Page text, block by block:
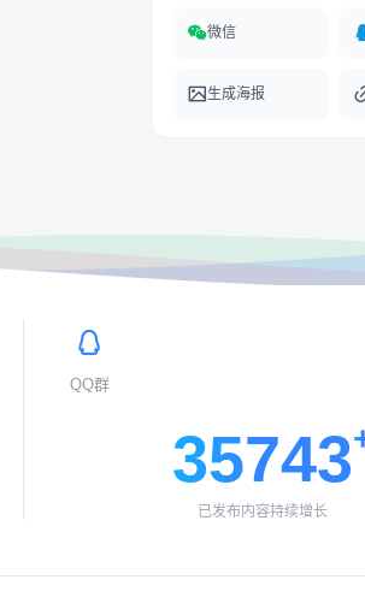
微信
生成海报
QQ群
35743
已发布内容持续增长